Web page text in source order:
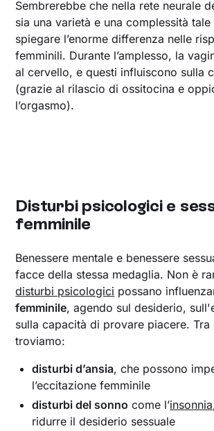
Sembrerebbe che nella rete neurale
sia una varietà e una complessità
spiegare l’enorme differenza nelle
femminili. Durante l’amplesso, la
al cervello, e questi influiscono sulla
(grazie al rilascio di ossitocina e
l’orgasmo).
Disturbi psicologici e
femminile
Benessere mentale e benessere
facce della stessa medaglia. Non è
disturbi psicologici possano
femminile, agendo sul desiderio,
sulla capacità di provare piacere. Tra
troviamo:
disturbi d’ansia, che possono
l’eccitazione femminile
disturbi del sonno come l’insonnia
ridurre il desiderio sessuale